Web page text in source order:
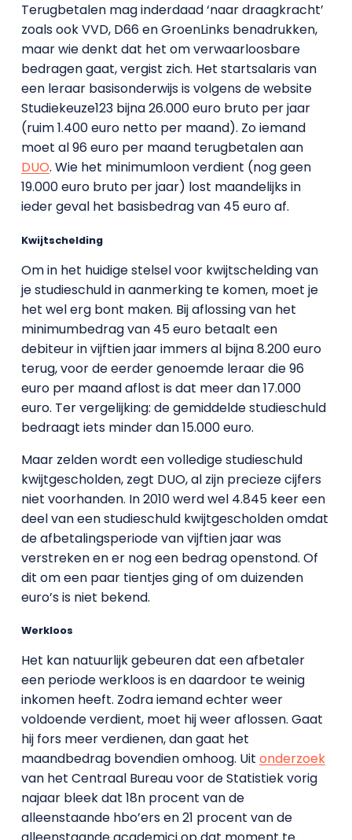
Terugbetalen mag inderdaad ‘naar draagkracht’
zoals ook VVD, D66 en GroenLinks benadrukken,
maar wie denkt dat het om verwaarloosbare
bedragen gaat, vergist zich. Het startsalaris van
een leraar basisonderwijs is volgens de website
Studiekeuze123 bijna 26.000 euro bruto per jaar
(ruim 1.400 euro netto per maand). Zo iemand
moet al 96 euro per maand terugbetalen aan
DUO. Wie het minimumloon verdient (nog geen
19.000 euro bruto per jaar) lost maandelijks in
ieder geval het basisbedrag van 45 euro af.
Kwijtschelding
Om in het huidige stelsel voor kwijtschelding van
je studieschuld in aanmerking te komen, moet je
het wel erg bont maken. Bij aflossing van het
minimumbedrag van 45 euro betaalt een
debiteur in vijftien jaar immers al bijna 8.200 euro
terug, voor de eerder genoemde leraar die 96
euro per maand aflost is dat meer dan 17.000
euro. Ter vergelijking: de gemiddelde studieschuld
bedraagt iets minder dan 15.000 euro.
Maar zelden wordt een volledige studieschuld
kwijtgescholden, zegt DUO, al zijn precieze cijfers
niet voorhanden. In 2010 werd wel 4.845 keer een
deel van een studieschuld kwijtgescholden omdat
de afbetalingsperiode van vijftien jaar was
verstreken en er nog een bedrag openstond. Of
dit om een paar tientjes ging of om duizenden
euro’s is niet bekend.
Werkloos
Het kan natuurlijk gebeuren dat een afbetaler
een periode werkloos is en daardoor te weinig
inkomen heeft. Zodra iemand echter weer
voldoende verdient, moet hij weer aflossen. Gaat
hij fors meer verdienen, dan gaat het
maandbedrag bovendien omhoog. Uit onderzoek
van het Centraal Bureau voor de Statistiek vorig
najaar bleek dat 18n procent van de
alleenstaande hbo’ers en 21 procent van de